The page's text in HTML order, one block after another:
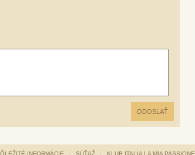
INFORMÁCIE SÚŤAŽ KLUB ITALIA LA MIA PASSIONE